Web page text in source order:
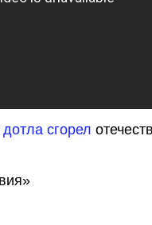
дотла сгорел